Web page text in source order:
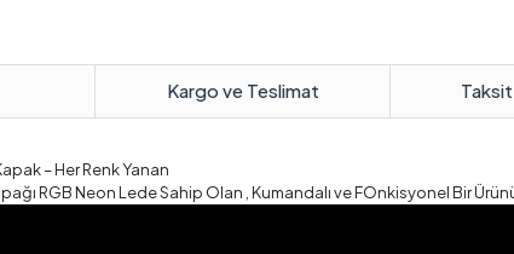
Kargo ve Teslimat
– Her Renk Yanan
RGB Neon Lede Sahip Olan , Kumandalı ve FOnkisyonel Bir